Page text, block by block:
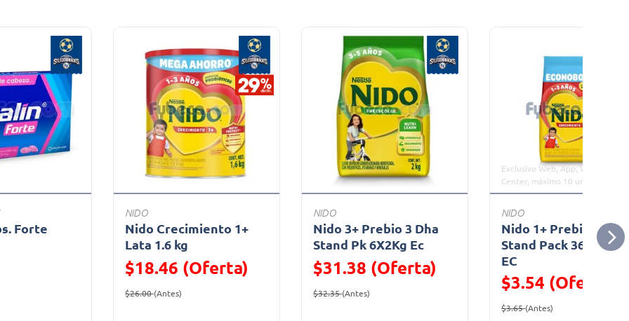
Forte
de
NIDO
Nido Crecimiento 1+
Lata 1.6 kg
$18.46 (Oferta)
Precio reducido de
$26.00(Antes)
NIDO
Nido 3+ Prebio 3 Dha
Stand Pk 6X2Kg Ec
$31.38 (Oferta)
Precio reducido de
$32.35(Antes)
Exclusivo Web, App, WhatsApp,
Center, máximo 10 unidades
NIDO
Nido 1+ Prebio 1
Stand Pack 36 x 216 g
EC
$3.54 (Oferta)
Precio reducido de
$3.65(Antes)